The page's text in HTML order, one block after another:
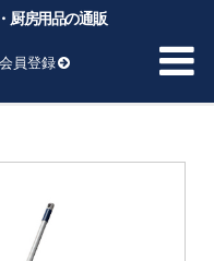
厨房用品の通販
員登録
>トイレ・水切り
山崎産業
MB CONDOR